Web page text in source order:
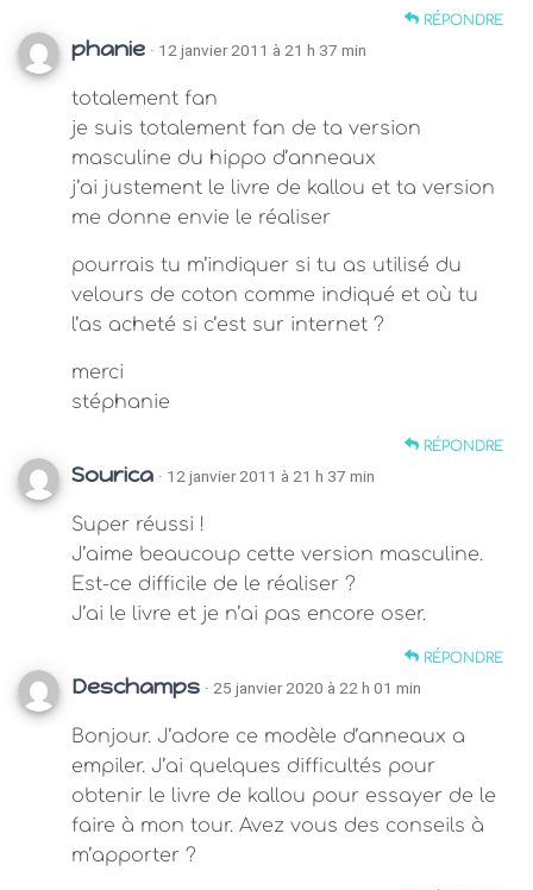
RÉPONDRE
phanie · 12 janvier 2011 à 21 h 37 min
totalement fan
je suis totalement fan de ta version
masculine du hippo d’anneaux
j’ai justement le livre de kallou et ta version
me donne envie le réaliser
pourrais tu m’indiquer si tu as utilisé du
velours de coton comme indiqué et où tu
l’as acheté si c’est sur internet ?
merci
stéphanie
RÉPONDRE
Sourica · 12 janvier 2011 à 21 h 37 min
Super réussi !
J’aime beaucoup cette version masculine.
Est-ce difficile de le réaliser ?
J’ai le livre et je n’ai pas encore oser.
RÉPONDRE
Deschamps · 25 janvier 2020 à 22 h 01 min
Bonjour. J’adore ce modèle d’anneaux a
empiler. J’ai quelques difficultés pour
obtenir le livre de kallou pour essayer de le
faire à mon tour. Avez vous des conseils à
m’apporter ?